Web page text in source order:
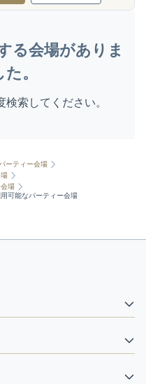
る会場がありま
。
索してください。
ーティー会場
場
可能なパーティー会場